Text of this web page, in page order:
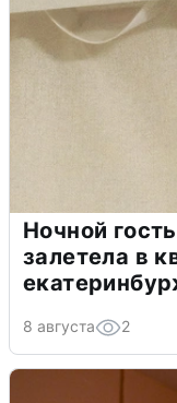
Ночной
залетела в
8 августа 2